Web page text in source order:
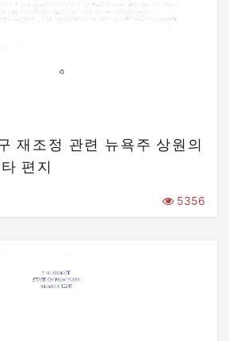
재조정 관련 뉴욕주 상원의
편지
5356